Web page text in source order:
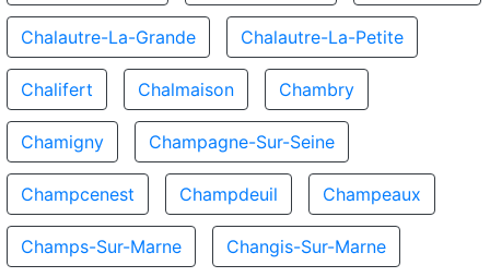
Chalautre-La-Grande Chalautre-La-Petite
Chalifert Chalmaison Chambry
Chamigny Champagne-Sur-Seine
Champcenest Champdeuil Champeaux
Champs-Sur-Marne Changis-Sur-Marne